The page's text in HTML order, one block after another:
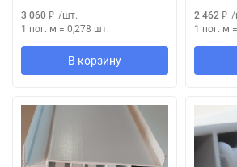
3 060 ₽ /шт.
1 пог. м = 0,278 шт.
В корзину
2 462 ₽ /
1 пог. м =